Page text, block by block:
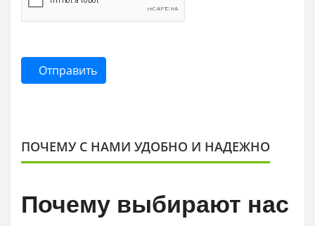
Отправить
ПОЧЕМУ С НАМИ УДОБНО И НАДЕЖНО
Почему выбирают нас